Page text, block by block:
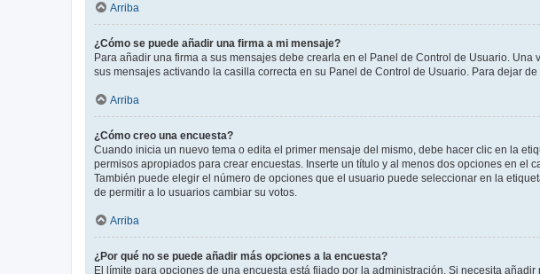
Arriba
¿Cómo se puede añadir una firma a mi mensaje?
Para añadir una firma a sus mensajes debe crearla en el Panel de Control de Usuario. Una
sus mensajes activando la casilla correcta en su Panel de Control de Usuario. Para dejar
Arriba
¿Cómo creo una encuesta?
Cuando inicia un nuevo tema o edita el primer mensaje del mismo, debe hacer clic en la
permisos apropiados para crear encuestas. Inserte un título y al menos dos opciones en
También puede elegir el número de opciones que el usuario puede seleccionar en la
de permitir a lo usuarios cambiar su votos.
Arriba
¿Por qué no se puede añadir más opciones a la encuesta?
El límite para opciones de una encuesta está fijado por la administración. Si necesita